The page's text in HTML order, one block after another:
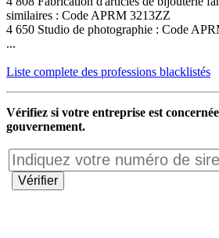
similaires : Code APRM 3213ZZ
4 650 Studio de photographie : Code
...
Liste complete des professions blacklistés
Vérifiez si votre entreprise est
gouvernement.